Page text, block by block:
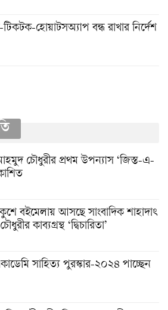
হোয়াটসঅ্যাপ বন্ধ রাখার নির্দেশ
চৌধুরীর প্রথম উপন্যাস ‘জিস্ত-এ-
বইমেলায় আসছে সাংবাদিক শাহাদাৎ
কাব্যগ্রন্থ ‘দ্বিচারিতা’
সাহিত্য পুরস্কার-২০২৪ পাচ্ছেন